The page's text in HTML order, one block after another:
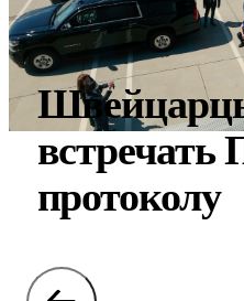
встречать
протоколу